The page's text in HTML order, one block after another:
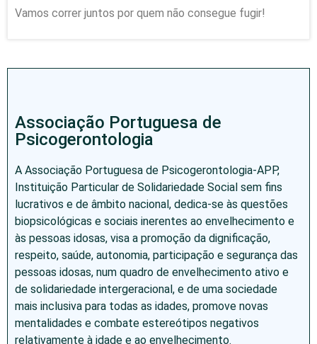
Vamos correr juntos por quem não consegue fugir!
Associação Portuguesa de
Psicogerontologia
A Associação Portuguesa de Psicogerontologia-APP,
Instituição Particular de Solidariedade Social sem fins
lucrativos e de âmbito nacional, dedica-se às questões
biopsicológicas e sociais inerentes ao envelhecimento e
às pessoas idosas, visa a promoção da dignificação,
respeito, saúde, autonomia, participação e segurança das
pessoas idosas, num quadro de envelhecimento ativo e
de solidariedade intergeracional, e de uma sociedade
mais inclusiva para todas as idades, promove novas
mentalidades e combate estereótipos negativos
relativamente à idade e ao envelhecimento.